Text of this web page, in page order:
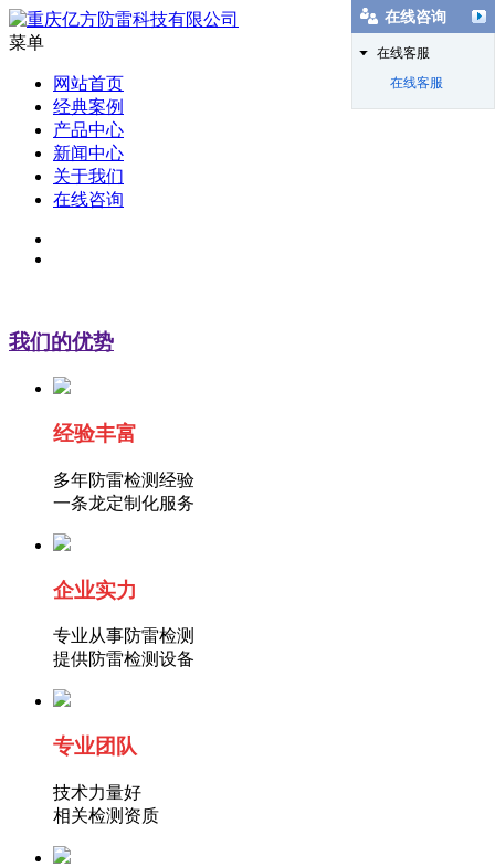
菜单
网站首页
经典案例
产品中心
新闻中心
关于我们
在线咨询
我们的优势
经验丰富
多年防雷检测经验
一条龙定制化服务
企业实力
专业从事防雷检测
提供防雷检测设备
专业团队
技术力量好
相关检测资质
在线咨询
在线客服
在线客服